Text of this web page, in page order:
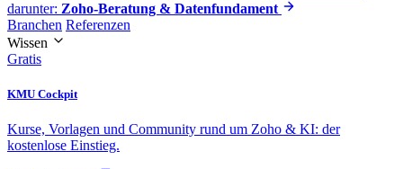
darunter: Zoho-Beratung & Datenfundament
Branchen Referenzen
Wissen
Gratis
KMU Cockpit
Kurse, Vorlagen und Community rund um Zoho & KI: der
kostenlose Einstieg.